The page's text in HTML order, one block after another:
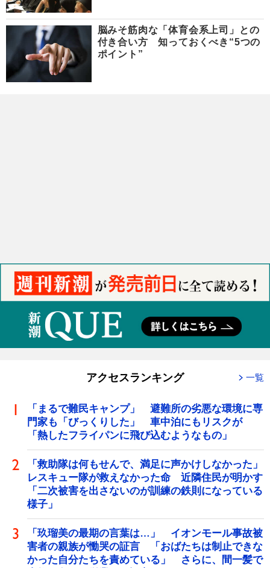
脳みそ筋肉な「体育会系上司」との
付き合い方 知っておくべき“5つの
ポイント”
アクセスランキング 一覧
「まるで難民キャンプ」 避難所の劣悪な環境に専
門家も「びっくりした」 車中泊にもリスクが
「熱したフライパンに飛び込むようなもの」
「救助隊は何もせんで、満足に声かけしなかった」
レスキュー隊が救えなかった命 近隣住民が明かす
「二次被害を出さないのが訓練の鉄則になっている
様子」
「玖瑠美の最期の言葉は…」 イオンモール事故被
害者の親族が慟哭の証言 「おばたちは制止できな
かった自分たちを責めている」 さらに、間一髪で